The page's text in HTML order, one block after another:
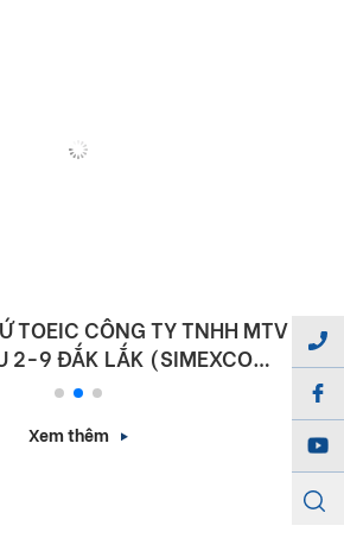
TOEIC CÔNG TY TNHH MTV
2-9 ĐẮK LẮK (SIMEXCO
Xem thêm